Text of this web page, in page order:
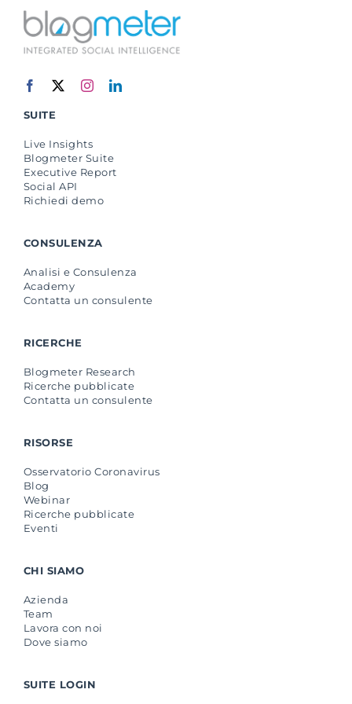
Suite Login
SUITE
Live Insights
Blogmeter Suite
Executive Report
Social API
Richiedi demo
CONSULENZA
Analisi e Consulenza
Academy
Contatta un consulente
RICERCHE
Blogmeter Research
Ricerche pubblicate
Contatta un consulente
RISORSE
Osservatorio Coronavirus
Blog
Webinar
Ricerche pubblicate
Eventi
CHI SIAMO
Azienda
Team
Lavora con noi
Dove siamo
SUITE LOGIN